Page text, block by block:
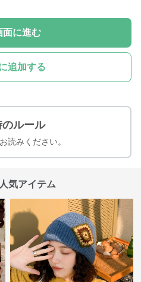
面に進む
追加する
のルール
読みください。
気アイテム